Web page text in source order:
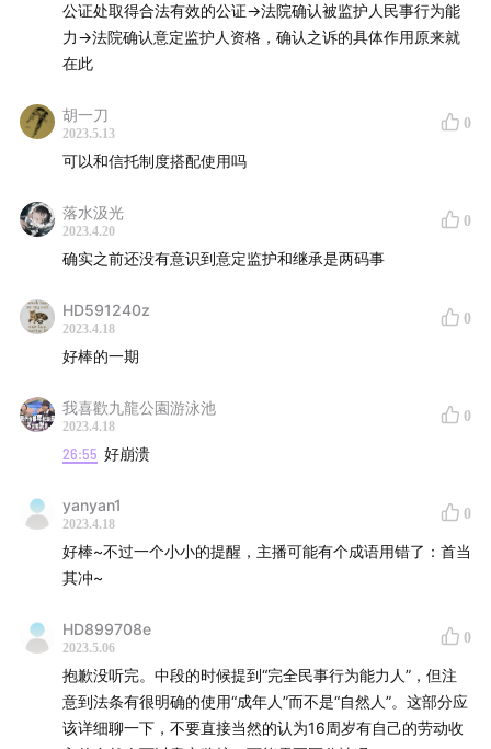
公证处取得合法有效的公证→法院确认被监护人民事行为能
力→法院确认意定监护人资格，确认之诉的具体作用原来就
在此
胡一刀
2023.5.13
0
可以和信托制度搭配使用吗
落水汲光
2023.4.20
0
确实之前还没有意识到意定监护和继承是两码事
HD591240z
2023.4.18
0
好棒的一期
我喜歡九龍公園游泳池
2023.4.18
0
26:55 好崩溃
yanyan1
2023.4.18
0
好棒~不过一个小小的提醒，主播可能有个成语用错了：首当
其冲~
HD899708e
2023.5.06
0
抱歉没听完。中段的时候提到“完全民事行为能力人”，但注
意到法条有很明确的使用“成年人”而不是“自然人”。这部分应
该详细聊一下，不要直接当然的认为16周岁有自己的劳动收